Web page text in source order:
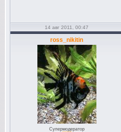
14 авг 2011, 00:47
ross_nikitin
Супермодератор